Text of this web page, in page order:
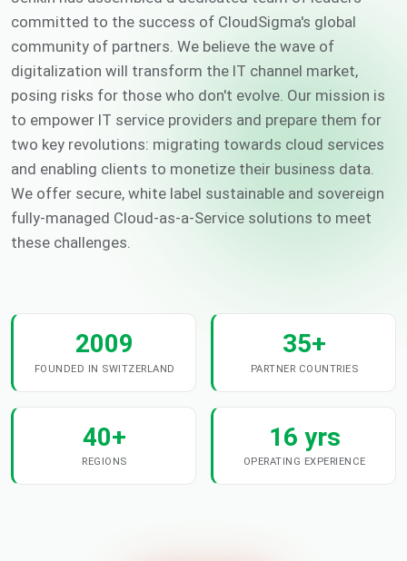
committed to the success of CloudSigma's global
community of partners. We believe the wave of
digitalization will transform the IT channel market,
posing risks for those who don't evolve. Our mission is
to empower IT service providers and prepare them for
two key revolutions: migrating towards cloud services
and enabling clients to monetize their business data.
We offer secure, white label sustainable and sovereign
fully-managed Cloud-as-a-Service solutions to meet
these challenges.
2009
FOUNDED IN SWITZERLAND
35+
PARTNER COUNTRIES
40+
REGIONS
16 yrs
OPERATING EXPERIENCE